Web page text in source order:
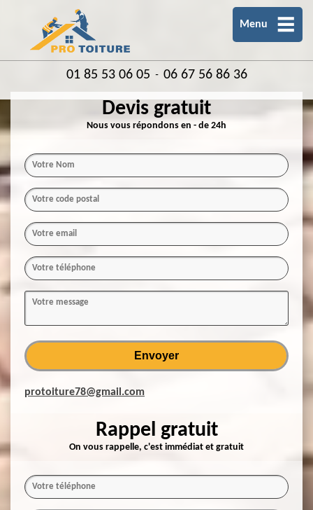
Menu
01 85 53 06 05 - 06 67 56 86 36
Devis gratuit
Nous vous répondons en - de 24h
protoiture78@gmail.com
Rappel gratuit
On vous rappelle, c'est immédiat et gratuit